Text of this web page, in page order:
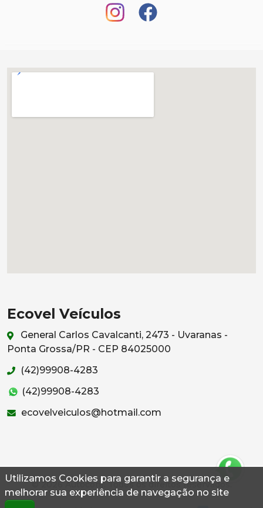
Utilizamos Cookies para garantir a segurança e
melhorar sua experiência de navegação no site
Ecovel Veículos
General Carlos Cavalcanti, 2473 - Uvaranas -
Ponta Grossa/PR - CEP 84025000
(42)99908-4283
(42)99908-4283
ecovelveiculos@hotmail.com
© 2026 Autoconf. Todos os direitos reservados.